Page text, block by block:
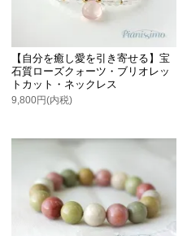
【自分を癒し愛を引き寄せる】宝
石質ローズクォーツ・ブリオレッ
トカット・ネックレス
9,800円(内税)